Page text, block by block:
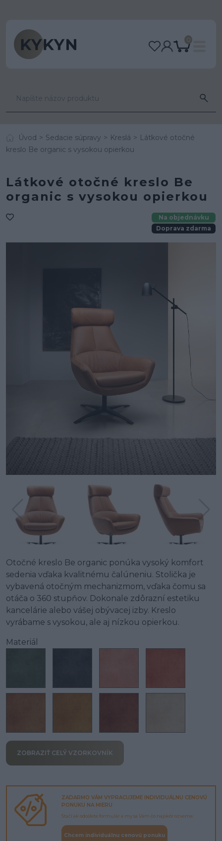
0
Úvod Sedacie súpravy Kreslá
Látkové otočné
kreslo Be organic s vysokou opierkou
Látkové otočné kreslo Be
organic s vysokou opierkou
Na objednávku
Doprava zdarma
Otočné kreslo Be organic ponúka vysoký komfort
sedenia vďaka kvalitnému čalúneniu. Stolička je
vybavená otočným mechanizmom, vďaka čomu sa
otáča o 360 stupňov. Dokonale zdôrazní estetiku
kancelárie alebo vášej obývacej izby. Kreslo
vyrábame s vysokou, ale aj nízkou opierkou.
Materiál
ZOBRAZIŤ CELÝ VZORKOVNÍK
ZADARMO VÁM VYPRACUJEME INDIVIDUÁLNU CENOVÚ
PONUKU NA MIERU
Stačí ak odošlete formulár a my sa Vám čo najskôr ozveme.
Chcem individuálnu cenovú ponuku